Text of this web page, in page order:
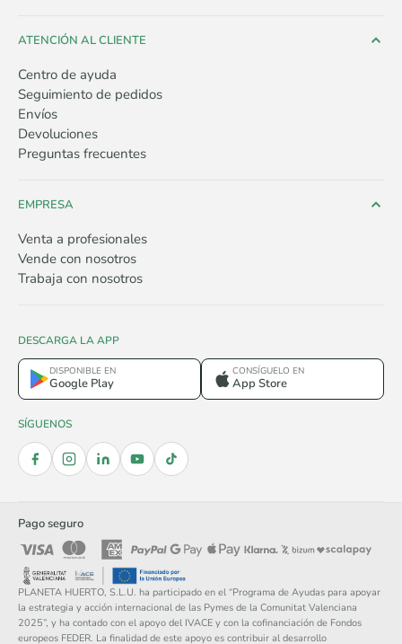
ATENCIÓN AL CLIENTE
Centro de ayuda
Seguimiento de pedidos
Envíos
Devoluciones
Preguntas frecuentes
EMPRESA
Venta a profesionales
Vende con nosotros
Trabaja con nosotros
DESCARGA LA APP
DISPONIBLE EN
Google Play
CONSÍGUELO EN
App Store
SÍGUENOS
Pago seguro
PLANETA HUERTO, S.L.U. ha participado en el “Programa de Ayudas para apoyar
la estrategia y acción internacional de las Pymes de la Comunitat Valenciana
2025”, y ha contado con el apoyo del IVACE y con la cofinanciación de Fondos
europeos FEDER. La finalidad de este apoyo es contribuir al desarrollo